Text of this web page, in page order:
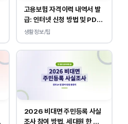
고용보험 자격이력 내역서 발
급: 인터넷 신청 방법 및 PDF
양식 출력
생활정보/팁
2026 비대면 주민등록 사실
조사 참여 방법, 세대원 한 명